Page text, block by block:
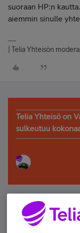
suoraan HP:n kautta.
aiemmin sinulle
| Telia Yhteisön
Telia Yhteisö on
sulkeutuu
Älä jää paitsi